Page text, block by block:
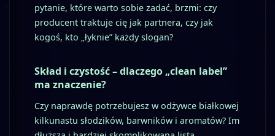
pytanie, które warto sobie zadać, brzmi: czy
producent traktuje cię jak partnera, czy jak
kogoś, kto „łyknie” każdy slogan?
Skład i czystość – dlaczego „clean label”
ma znaczenie?
Czy naprawdę potrzebujesz w odżywce białkowej
kilkunastu słodzików, barwników i aromatów? Im